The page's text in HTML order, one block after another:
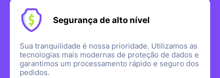
Segurança de alto nível
Sua tranquilidade é nossa prioridade. Utilizamos as
tecnologias mais modernas de proteção de dados e
garantimos um processamento rápido e seguro dos
pedidos.